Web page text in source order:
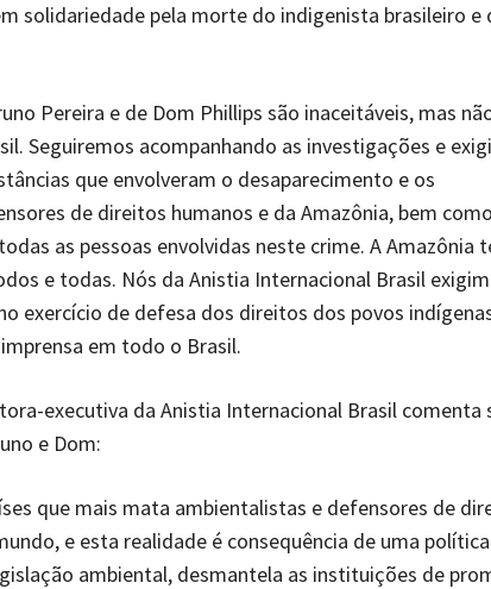
solidariedade pela morte do indigenista brasileiro e
Pereira e de Dom Phillips são inaceitáveis, mas
Seguiremos acompanhando as investigações e
que envolveram o desaparecimento e os
de direitos humanos e da Amazônia, bem
as pessoas envolvidas neste crime. A Amazônia
e todas. Nós da Anistia Internacional Brasil
exercício de defesa dos direitos dos povos
em todo o Brasil.
executiva da Anistia Internacional Brasil comenta
e Dom:
que mais mata ambientalistas e defensores de
e esta realidade é consequência de uma
ambiental, desmantela as instituições de